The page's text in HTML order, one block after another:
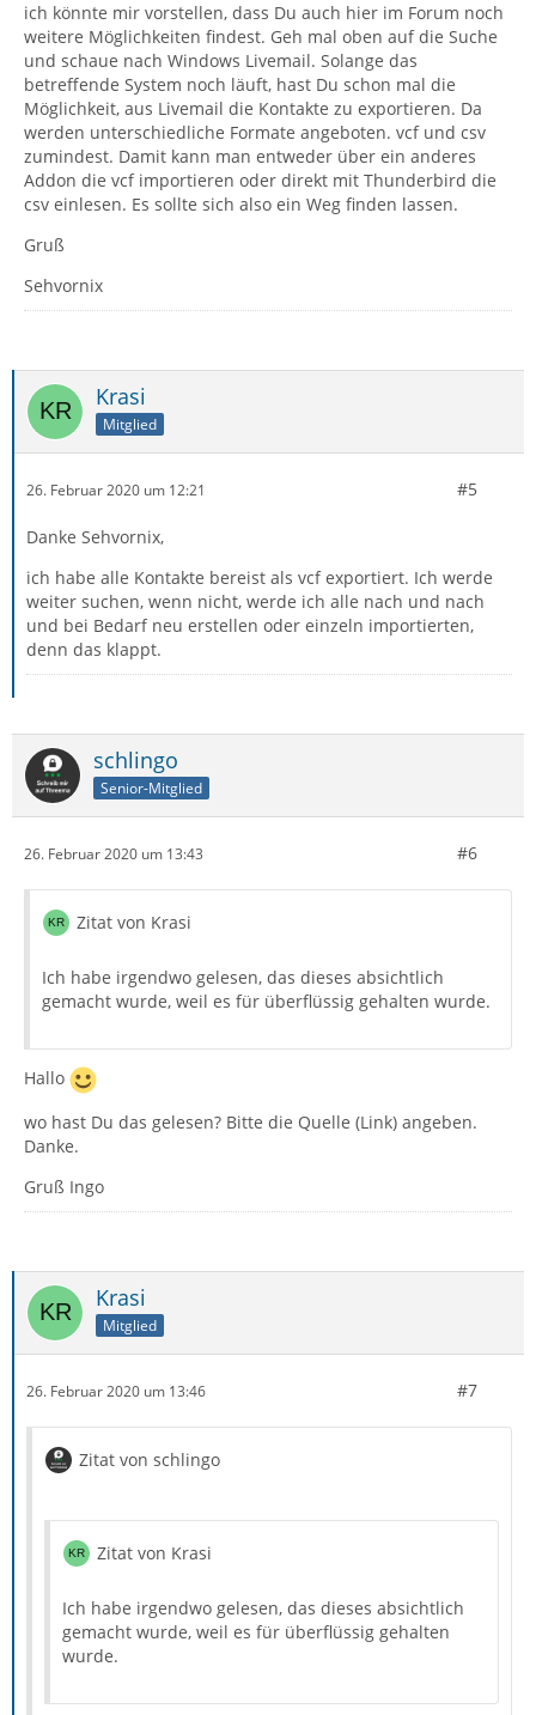
ich könnte mir vorstellen, dass Du auch hier im Forum noch
weitere Möglichkeiten findest. Geh mal oben auf die Suche
und schaue nach Windows Livemail. Solange das
betreffende System noch läuft, hast Du schon mal die
Möglichkeit, aus Livemail die Kontakte zu exportieren. Da
werden unterschiedliche Formate angeboten. vcf und csv
zumindest. Damit kann man entweder über ein anderes
Addon die vcf importieren oder direkt mit Thunderbird die
csv einlesen. Es sollte sich also ein Weg finden lassen.
Gruß
Sehvornix
Krasi
Mitglied
26. Februar 2020 um 12:21 #5
Danke Sehvornix,
ich habe alle Kontakte bereist als vcf exportiert. Ich werde
weiter suchen, wenn nicht, werde ich alle nach und nach
und bei Bedarf neu erstellen oder einzeln importierten,
denn das klappt.
schlingo
Senior-Mitglied
26. Februar 2020 um 13:43 #6
Zitat von Krasi
Ich habe irgendwo gelesen, das dieses absichtlich
gemacht wurde, weil es für überflüssig gehalten wurde.
Hallo
wo hast Du das gelesen? Bitte die Quelle (Link) angeben.
Danke.
Gruß Ingo
Krasi
Mitglied
26. Februar 2020 um 13:46 #7
Zitat von schlingo
Zitat von Krasi
Ich habe irgendwo gelesen, das dieses absichtlich
gemacht wurde, weil es für überflüssig gehalten
wurde.